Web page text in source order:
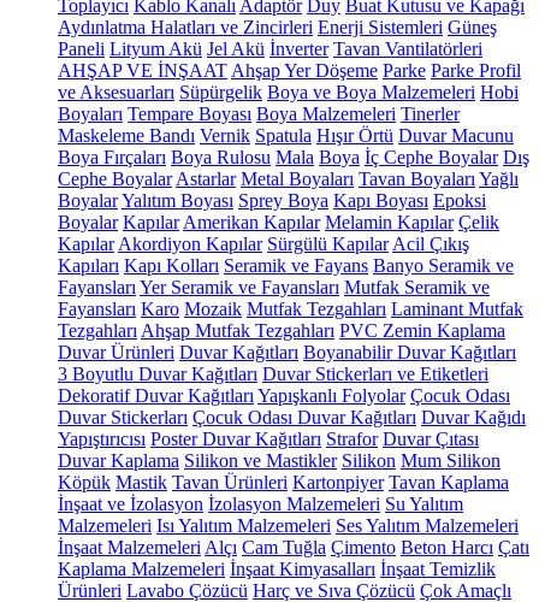
Toplayıcı Kablo Kanalı Adaptör Duy Buat Kutusu ve Kapağı
Aydınlatma Halatları ve Zincirleri Enerji Sistemleri Güneş
Paneli Lityum Akü Jel Akü İnverter Tavan Vantilatörleri
AHŞAP VE İNŞAAT Ahşap Yer Döşeme Parke Parke Profil
ve Aksesuarları Süpürgelik Boya ve Boya Malzemeleri Hobi
Boyaları Tempare Boyası Boya Malzemeleri Tinerler
Maskeleme Bandı Vernik Spatula Hışır Örtü Duvar Macunu
Boya Fırçaları Boya Rulosu Mala Boya İç Cephe Boyalar Dış
Cephe Boyalar Astarlar Metal Boyaları Tavan Boyaları Yağlı
BoyalarYalıtım Boyası Sprey Boya Kapı Boyası Epoksi
Boyalar Kapılar Amerikan Kapılar Melamin Kapılar Çelik
Kapılar Akordiyon Kapılar Sürgülü Kapılar Acil Çıkış
Kapıları Kapı Kolları Seramik ve Fayans Banyo Seramik ve
Fayansları Yer Seramik ve Fayansları Mutfak Seramik ve
Fayansları Karo Mozaik Mutfak Tezgahları Laminant Mutfak
Tezgahları Ahşap Mutfak Tezgahları PVC Zemin Kaplama
Duvar Ürünleri Duvar Kağıtları Boyanabilir Duvar Kağıtları
3 Boyutlu Duvar Kağıtları Duvar Stickerları ve Etiketleri
Dekoratif Duvar Kağıtları Yapışkanlı Folyolar Çocuk Odası
Duvar Stickerları Çocuk Odası Duvar Kağıtları Duvar Kağıdı
Yapıştırıcısı Poster Duvar Kağıtları Strafor Duvar Çıtası
Duvar Kaplama Silikon ve Mastikler Silikon Mum Silikon
Köpük Mastik Tavan Ürünleri Kartonpiyer Tavan Kaplama
İnşaat ve İzolasyon İzolasyon Malzemeleri Su Yalıtım
Malzemeleri Isı Yalıtım Malzemeleri Ses Yalıtım Malzemeleri
İnşaat Malzemeleri Alçı Cam Tuğla Çimento Beton Harcı Çatı
Kaplama Malzemeleri İnşaat Kimyasalları İnşaat Temizlik
Ürünleri Lavabo Çözücü Harç ve Sıva Çözücü Çok Amaçlı